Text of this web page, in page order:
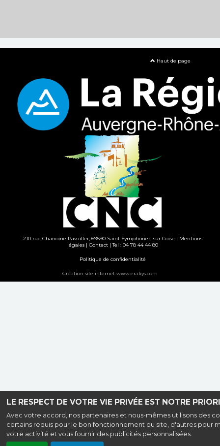
LE RESPECT DE VOTRE VIE PRIVÉE EST NOTRE
Avec votre accord, nos partenaires et nous-mêmes utilisons des
certains requis pour le bon fonctionnement du site, d'autres pour
votre activité et vous fournir des publicités personnalisées.
Haut de page
210 rue Chanoine Pavailler, 69590 Saint Symphorien sur Coise | Mentions
légales| Contact| Tel : 04 78 44 44 80
Politique de confidentialité
Création site internet www.erakys.com